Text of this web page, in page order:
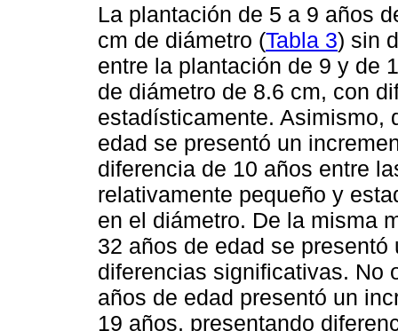
La plantación de 5 a 9 años
cm de diámetro (Tabla 3) sin
entre la plantación de 9 y de
de diámetro de 8.6 cm, con
estadísticamente. Asimismo,
edad se presentó un
diferencia de 10 años entre
relativamente pequeño y
en el diámetro. De la misma
32 años de edad se
diferencias significativas. No
años de edad presentó un
19 años, presentando